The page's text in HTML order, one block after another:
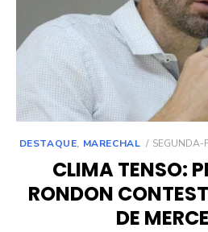
DESTAQUE, MARECHAL
POSTED
SEGUNDA-
CLIMA TENSO:
RONDON
DE